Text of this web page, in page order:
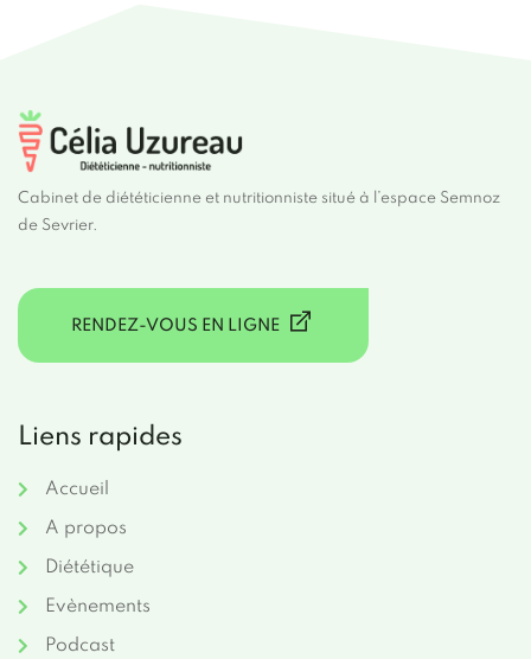
Cabinet de diététicienne et nutritionniste situé à l’espace Semnoz
de Sevrier.
RENDEZ-VOUS EN LIGNE
Liens rapides
Accueil
A propos
Diététique
Evènements
Podcast